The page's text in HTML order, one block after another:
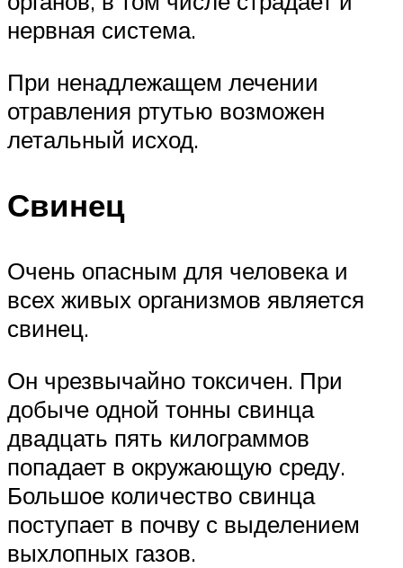
нервная система.
При ненадлежащем лечении
отравления ртутью возможен
летальный исход.
Свинец
Очень опасным для человека и
всех живых организмов является
свинец.
Он чрезвычайно токсичен. При
добыче одной тонны свинца
двадцать пять килограммов
попадает в окружающую среду.
Большое количество свинца
поступает в почву с выделением
выхлопных газов.